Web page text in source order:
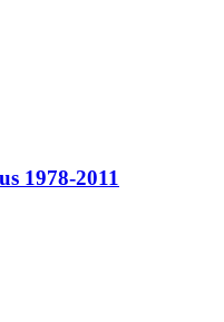
1978-2011